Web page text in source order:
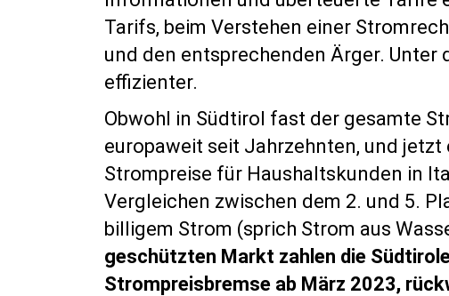
Tarifs, beim Verstehen einer
und den entsprechenden Ärger.
effizienter.
Obwohl in Südtirol fast der gesamte
europaweit seit Jahrzehnten, und
Strompreise für Haushaltskunden in
Vergleichen zwischen dem 2. und 5.
billigem Strom (sprich Strom aus
geschützten Markt zahlen die
Strompreisbremse ab März 2023,